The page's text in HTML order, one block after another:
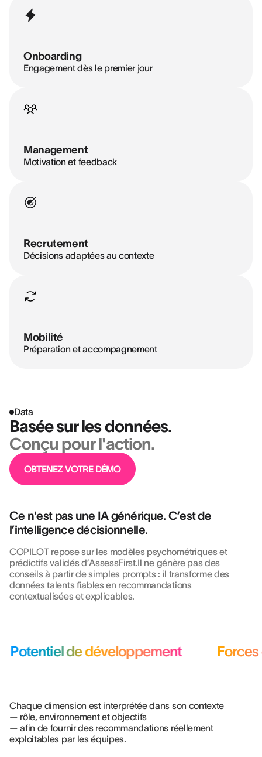
Onboarding
Engagement dès le premier jour
Management
Motivation et feedback
Recrutement
Décisions adaptées au contexte
Mobilité
Préparation et accompagnement
Data
Basée sur les données.
Conçu pour l'action.
OBTENEZ VOTRE DÉMO
Ce n'est pas une IA générique. C’est de
l’intelligence décisionnelle.
COPILOT repose sur les modèles psychométriques et
prédictifs validés d’AssessFirst.Il ne génère pas des
conseils à partir de simples prompts : il transforme des
données talents fiables en recommandations
contextualisées et explicables.
Potentiel de développement Forces
Chaque dimension est interprétée dans son contexte
— rôle, environnement et objectifs
— afin de fournir des recommandations réellement
exploitables par les équipes.